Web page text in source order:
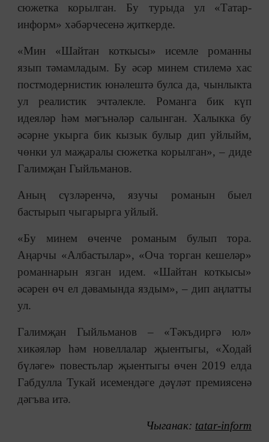
сюжетка корылган. Бу турыда ул «Татар-
информ» хәбәрчесенә җиткерде.
«Мин «Шайтан коткысы» исемле романны
язып тәмамладым. Бу әсәр минем стилемә хас
постмодернистик юнәлештә булса да, чынлыкта
ул реалистик эчтәлекле. Романга бик күп
идеяләр һәм мәгънәләр салынган. Халыкка бу
әсәрне укырга бик кызык булыр дип уйлыйм,
чөнки ул маҗаралы сюжетка корылган», ‒ диде
Галимҗан Гыйльманов.
Аның сүзләренчә, язучы романын быел
бастырып чыгарырга уйлый.
«Бу минем өченче романым булып тора.
Аңарчы «Албастылар», «Оча торган кешеләр»
романнарын язган идем. «Шайтан коткысы»
әсәрен өч ел дәвамында яздым», ‒ дип аңлатты
ул.
Галимҗан Гыйльманов ‒ «Тәкъдиргә юл»
хикәяләр һәм новеллалар җыентыгы, «Ходай
бүләге» повестьлар җыентыгы өчен 2019 елда
Габдулла Тукай исемендәге дәүләт премиясенә
дәгъва итә.
Чыганак: tatar-inform